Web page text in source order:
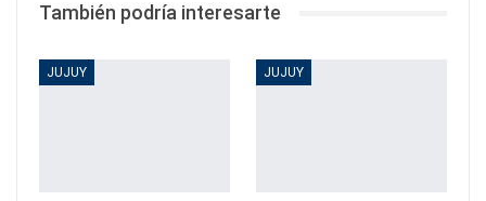
También podría interesarte
JUJUY JUJUY